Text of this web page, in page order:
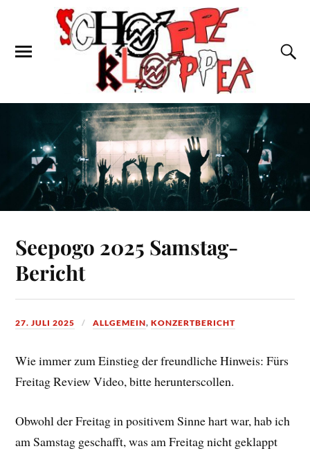
Seepogo 2025 Samstag-
Bericht
27. JULI 2025 ALLGEMEIN,KONZERTBERICHT
Wie immer zum Einstieg der freundliche Hinweis: Fürs
Freitag Review Video, bitte herunterscollen.
Obwohl der Freitag in positivem Sinne hart war, hab ich
am Samstag geschafft, was am Freitag nicht geklappt